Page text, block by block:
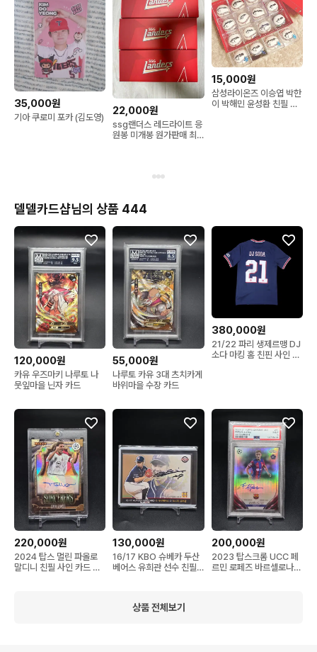
35,000원
기아 쿠로미 포카 (김도영)
22,000원
ssg랜더스 레드라이트 응
원봉 미개봉 원가판매 최
15,000원
삼성라이온즈 이승엽 박한
이 박해민 윤성환 친필 싸
델델카드샵님의 상품 444
120,000원
카유 우즈마키 나루토 나
뭇잎마을 닌자 카드
55,000원
나루토 카유 3대 츠치카게
바위마을 수장 카드
380,000원
21/22 파리 생제르맹 DJ
소다 마킹 홈 친핀 사인 유
220,000원
2024 탑스 멀린 파올로
말디니 친필 사인 카드 AC
130,000원
16/17 KBO 슈베카 두산
베어스 유희관 선수 친필
200,000원
2023 탑스크롬 UCC 페
르민 로페즈 바르셀로나
상품 전체보기